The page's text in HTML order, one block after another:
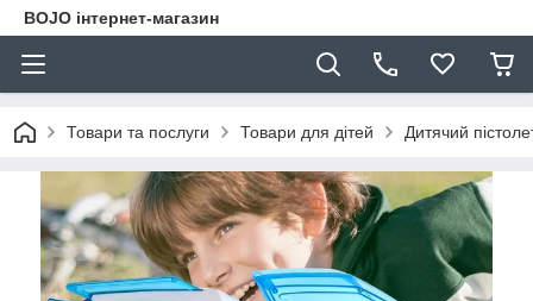
BOJO інтернет-магазин
Товари та послуги Товари для дітей Дитячий